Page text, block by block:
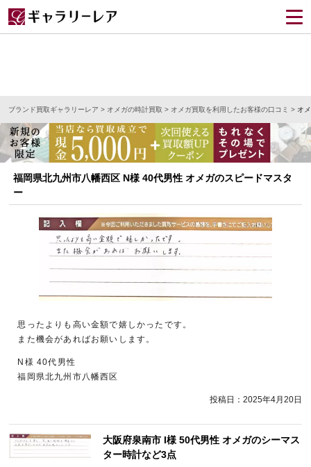
ブランド買取ギャラリーレア > オメガの時計買取 > オメガ買取を利用したお客様の口コミ > オ
福岡県北九州市八幡西区 N様 40代男性 オメガのスピードマスタ
ー
思ったよりも高い金額で嬉しかったです。
また機会があればお願いします。
N様 40代男性
福岡県北九州市八幡西区
投稿日： 2025年4月20日
大阪府泉南市 I様 50代男性 オメガのシーマス
ター時計など3点